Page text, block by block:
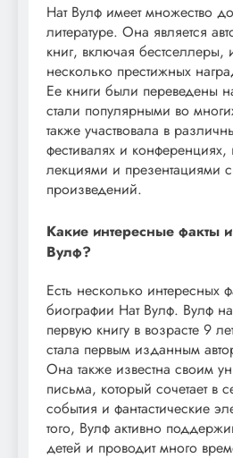
Нат Вулф имеет множество
литературе. Она является
книг, включая бестселлеры,
несколько престижных
Ее книги были переведены
стали популярными во
также участвовала в
фестивалях и конференциях,
лекциями и презентациями
произведений.
Какие интересные факты
Вулф?
Есть несколько интересных
биографии Нат Вулф. Вулф
первую книгу в возрасте 9
стала первым изданным
Она также известна своим
письма, который сочетает в
события и фантастические
того, Вулф активно
детей и проводит много